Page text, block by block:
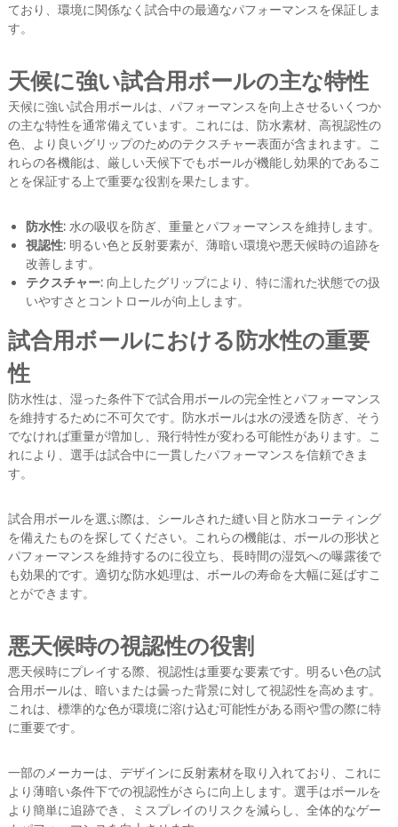
ており、環境に関係なく試合中の最適なパフォーマンスを保証しま
す。
天候に強い試合用ボールの主な特性
天候に強い試合用ボールは、パフォーマンスを向上させるいくつか
の主な特性を通常備えています。これには、防水素材、高視認性の
色、より良いグリップのためのテクスチャー表面が含まれます。こ
れらの各機能は、厳しい天候下でもボールが機能し効果的であるこ
とを保証する上で重要な役割を果たします。
防水性:水の吸収を防ぎ、重量とパフォーマンスを維持します。
視認性:明るい色と反射要素が、薄暗い環境や悪天候時の追跡を
改善します。
テクスチャー:向上したグリップにより、特に濡れた状態での扱
いやすさとコントロールが向上します。
試合用ボールにおける防水性の重要
性
防水性は、湿った条件下で試合用ボールの完全性とパフォーマンス
を維持するために不可欠です。防水ボールは水の浸透を防ぎ、そう
でなければ重量が増加し、飛行特性が変わる可能性があります。こ
れにより、選手は試合中に一貫したパフォーマンスを信頼できま
す。
試合用ボールを選ぶ際は、シールされた縫い目と防水コーティング
を備えたものを探してください。これらの機能は、ボールの形状と
パフォーマンスを維持するのに役立ち、長時間の湿気への曝露後で
も効果的です。適切な防水処理は、ボールの寿命を大幅に延ばすこ
とができます。
悪天候時の視認性の役割
悪天候時にプレイする際、視認性は重要な要素です。明るい色の試
合用ボールは、暗いまたは曇った背景に対して視認性を高めます。
これは、標準的な色が環境に溶け込む可能性がある雨や雪の際に特
に重要です。
一部のメーカーは、デザインに反射素材を取り入れており、これに
より薄暗い条件下での視認性がさらに向上します。選手はボールを
より簡単に追跡でき、ミスプレイのリスクを減らし、全体的なゲー